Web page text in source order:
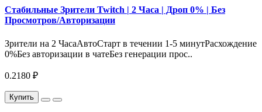
Стабильные Зрители Twitch | 2 Часа | Дроп 0% | Без
Просмотров/Авторизации
Зрители на 2 ЧасаАвтоСтарт в течении 1-5 минутРасхождение
0%Без авторизации в чатеБез генерации прос..
0.2180 ₽
Купить